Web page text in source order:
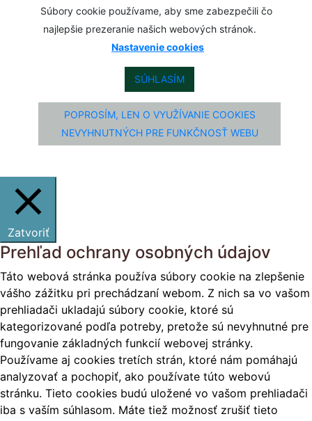
Súbory cookie používame, aby sme zabezpečili čo
najlepšie prezeranie našich webových stránok.
Nastavenie cookies
SÚHLASÍM
POPROSÍM, LEN O VYUŽÍVANIE COOKIES
NEVYHNUTNÝCH PRE FUNKČNOSŤ WEBU
Zatvoriť
Prehľad ochrany osobných údajov
Táto webová stránka používa súbory cookie na zlepšenie
vášho zážitku pri prechádzaní webom. Z nich sa vo vašom
prehliadači ukladajú súbory cookie, ktoré sú
kategorizované podľa potreby, pretože sú nevyhnutné pre
fungovanie základných funkcií webovej stránky.
Používame aj cookies tretích strán, ktoré nám pomáhajú
analyzovať a pochopiť, ako používate túto webovú
stránku. Tieto cookies budú uložené vo vašom prehliadači
iba s vaším súhlasom. Máte tiež možnosť zrušiť tieto